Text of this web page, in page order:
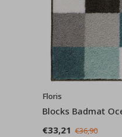
Floris
Blocks Badmat
€33,21 €36,90